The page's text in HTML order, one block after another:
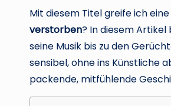
Mit diesem Titel greife ich
verstorben? In diesem Artikel
seine Musik bis zu den
sensibel, ohne ins Künstliche
packende, mitfühlende